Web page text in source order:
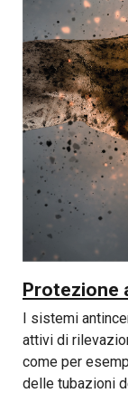
Protezione
I sistemi
attivi di
come per
delle tubazioni